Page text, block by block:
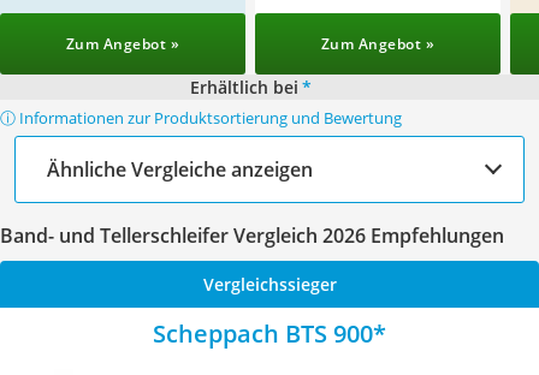
Zum Angebot » Zum Angebot »
Erhältlich bei *
ⓘ Informationen zur Produktsortierung und Bewertung
Ähnliche Vergleiche anzeigen
Band- und Tellerschleifer Vergleich 2026 Empfehlungen
Vergleichssieger
Scheppach BTS 900